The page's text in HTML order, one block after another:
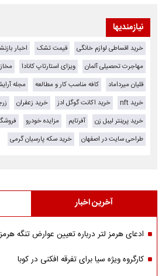
نیازمندیها
خرید اقساطی لوازم خانگی قیمت تشک
اخبار
مهاجرت تحصیلی آلمان
ویزای استارتاپ کانادا
قلیان میرداماد
کافه مناسب کار و مطالعه مجله
خرید nft
خرید اکانت گوگل ادز خرید زعفران
خرید پرینتر لیبل زن
آفرتایم مزایده خودرو
طراحی سایت در اصفهان
خرید سکه پارسیان گرمی
آخرین اخبار
ادعای هرمز لتر درباره تعیین عوارض تنگه هرمز
کارگروه ویژه سیا برای تفرقه افکنی در کوبا